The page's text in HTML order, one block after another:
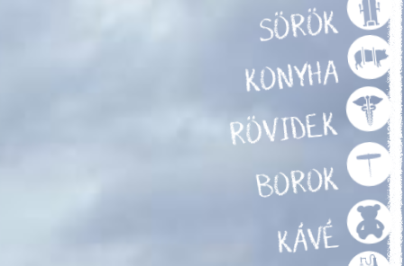
SÖRÖK
KONYHA
RÖVIDEK
BOROK
KÁVÉ